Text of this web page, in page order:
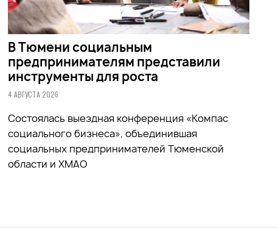
В Тюмени социальным
предпринимателям представили
инструменты для роста
4 АВГУСТА 2026
Состоялась выездная конференция «Компас
социального бизнеса», объединившая
социальных предпринимателей Тюменской
области и ХМАО